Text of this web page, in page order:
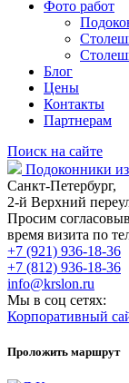
Фото работ
Блог
Цены
Контакты
Партнерам
Поиск на сайте
Подоконники
Санкт-Петербург,
2-й Верхний
Просим
время визита по
+7 (921) 936-18-36
+7 (812) 936-18-36
info@krslon.ru
Мы в соц сетях:
Корпоративный
Проложить маршрут